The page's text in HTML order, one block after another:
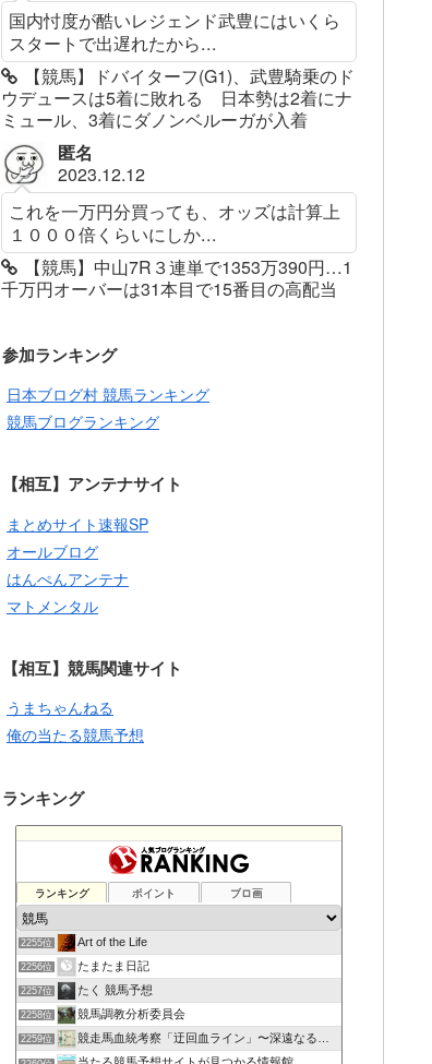
国内忖度が酷いレジェンド武豊にはいくら
スタートで出遅れたから...
【競馬】ドバイターフ(G1)、武豊騎乗のド
ウデュースは5着に敗れる 日本勢は2着にナ
ミュール、3着にダノンベルーガが入着
匿名
2023.12.12
これを一万円分買っても、オッズは計算上
１０００倍くらいにしか...
【競馬】中山7R３連単で1353万390円…1
千万円オーバーは31本目で15番目の高配当
参加ランキング
日本ブログ村 競馬ランキング
競馬ブログランキング
【相互】アンテナサイト
まとめサイト速報SP
オールブログ
はんぺんアンテナ
マトメンタル
【相互】競馬関連サイト
うまちゃんねる
俺の当たる競馬予想
ランキング
ランキング ポイント ブロ画
2255位 Art of the Life
2256位 たまたま日記
2257位 たく 競馬予想
2258位 競馬調教分析委員会
2259位 競走馬血統考察「迂回血ライン」〜深遠なる血の連鎖〜